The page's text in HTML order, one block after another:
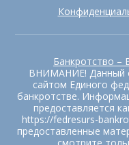
Банкротство –
ВНИМАНИЕ! Данный
сайтом Единого
банкротстве.
предоставляется
https://fedresurs-
предоставленные
смотрите